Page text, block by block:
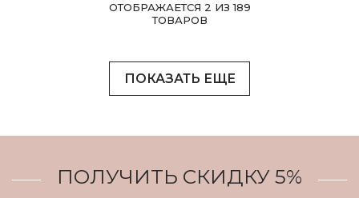
ОТОБРАЖАЕТСЯ 2 ИЗ 189
ТОВАРОВ
ПОКАЗАТЬ ЕЩЕ
ПОЛУЧИТЬ СКИДКУ 5%